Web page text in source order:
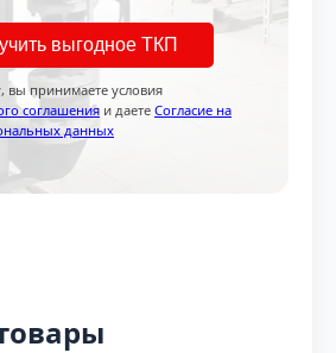
выгодное ТКП
вы принимаете условия
соглашения и даете Согласие на
данных